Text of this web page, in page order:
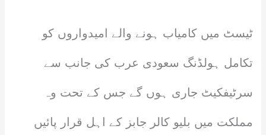
ٹیسٹ میں کامیاب ہونے والے امیدواروں کو
تکامل ہولڈنگ سعودی عرب کی جانب سے
سرٹیفکیٹ جاری ہوں گے جس کے تحت وہ
مملکت میں بلیو کالر جابز کے اہل قرار پائیں